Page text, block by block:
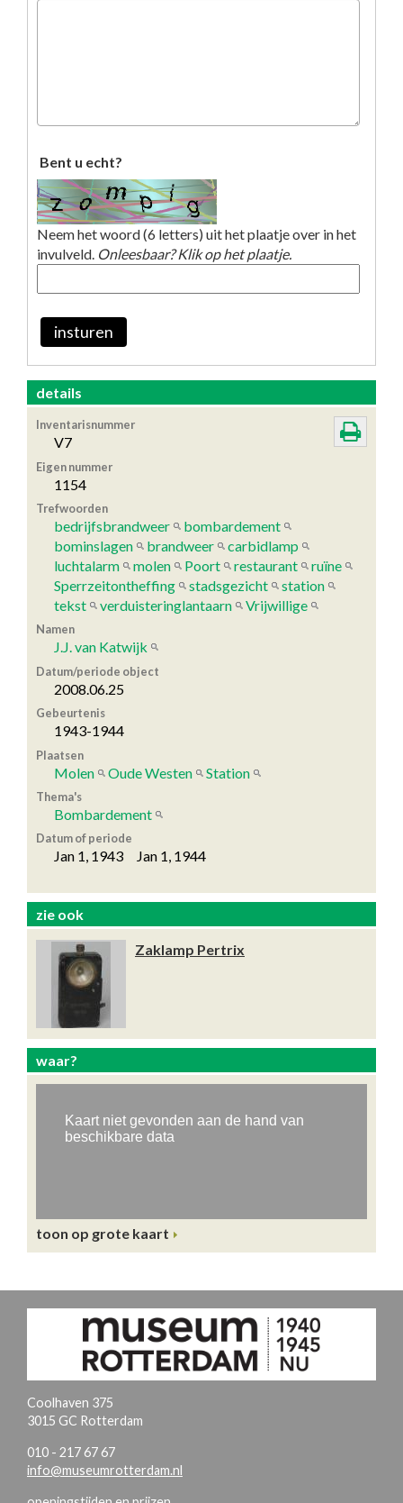
Bent u echt?
Neem het woord (6 letters) uit het plaatje over in het
invulveld. Onleesbaar? Klik op het plaatje.
insturen
details
Inventarisnummer
V7
Eigen nummer
1154
Trefwoorden
bedrijfsbrandweer
bombardement
bominslagen
brandweer
carbidlamp
luchtalarm
molen Poort restaurant
ruïne
Sperrzeitontheffing
stadsgezicht
station
tekst
verduisteringlantaarn Vrijwillige
Namen
J.J. van Katwijk
Datum/periode object
2008.06.25
Gebeurtenis
1943-1944
Plaatsen
Molen Oude Westen Station
Thema's
Bombardement
Datum of periode
Jan 1, 1943 Jan 1, 1944
zie ook
Zaklamp Pertrix
waar?
toon op grote kaart
Coolhaven 375
3015 GC Rotterdam
010 - 217 67 67
info@museumrotterdam.nl